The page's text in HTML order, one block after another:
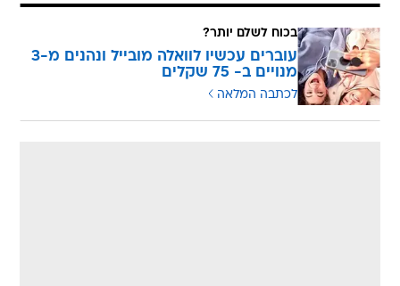
בכוח לשלם יותר?
עוברים עכשיו לוואלה מובייל ונהנים מ-3
מנויים ב- 75 שקלים
לכתבה המלאה